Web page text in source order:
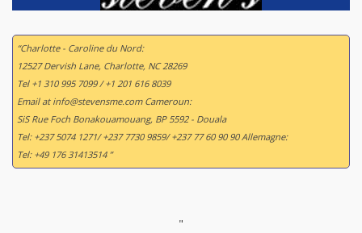
“Charlotte - Caroline du Nord:
12527 Dervish Lane, Charlotte, NC 28269
Tel +1 310 995 7099 / +1 201 616 8039
Email at info@stevensme.com Cameroun:
SiS Rue Foch Bonakouamouang, BP 5592 - Douala
Tel: +237 5074 1271/ +237 7730 9859/ +237 77 60 90 90 Allemagne:
Tel: +49 176 31413514 ”
"